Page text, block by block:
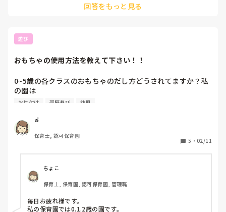
らしてくれる子が意外といますよ。
回答をもっと見る
遊び
おもちゃの使用方法を教えて下さい！！
0~5歳の各クラスのおもちゃのだし方どうされてますか？私
の園は
0~2歳 職員が指定して出す
        使えない
4.5歳 特に制限なく自由
こんな感じです
私の経験上、他園さんでは0.1.2歳でさえ自分で選んで遊ぶ
って感じでした。
新年度に向けて振り返った時、乳児期では指定されて遊んで
幼児期になったら突然自由にどうぞーはどうなんだろうと思
いました。確かに、部屋の環境上難しいところもありますが
子供の成長を考えると改善するべきなんじゃないかなと考え
お片付け 部屋遊び 幼児
🍎
保育士, 認可保育園
5 ・ 02/11
ちょこ
保育士, 保育園, 認可保育園, 管理職
毎日お疲れ様です。
私の保育園では0.1.2歳の園です。